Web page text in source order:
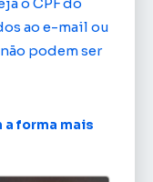
ao e-mail ou
podem ser
a forma mais